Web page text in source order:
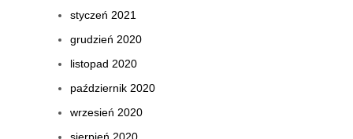
styczeń 2021
grudzień 2020
listopad 2020
październik 2020
wrzesień 2020